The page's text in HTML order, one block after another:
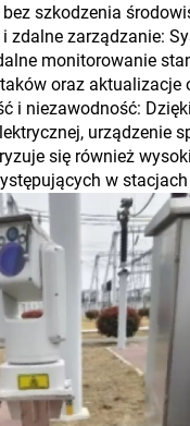
szkodzenia
i zdalne zarządzanie:
monitorowanie
oraz
i niezawodność:
urządzenie
się również
w